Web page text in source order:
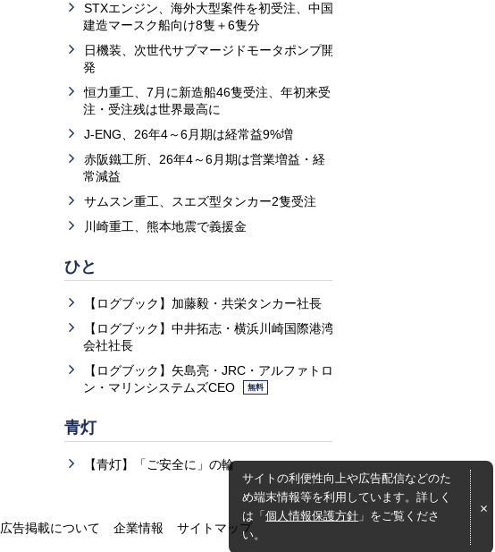
STXエンジン、海外大型案件を初受注、中国
建造マースク船向け8隻＋6隻分
日機装、次世代サブマージドモータポンプ開
発
恒力重工、7月に新造船46隻受注、年初来受
注・受注残は世界最高に
J-ENG、26年4～6月期は経常益9%増
赤阪鐵工所、26年4～6月期は営業増益・経
常減益
サムスン重工、スエズ型タンカー2隻受注
川崎重工、熊本地震で義援金
ひと
【ログブック】加藤毅・共栄タンカー社長
【ログブック】中井拓志・横浜川崎国際港湾
会社社長
【ログブック】矢島亮・JRC・アルファトロ
ン・マリンシステムズCEO
無料
青灯
【青灯】「ご安全に」の輪
サイトの利便性向上や広告配信などのた
め端末情報等を利用しています。詳しく
は「個人情報保護方針 」をご覧くださ
い。
広告掲載について 企業情報
サイトマップ